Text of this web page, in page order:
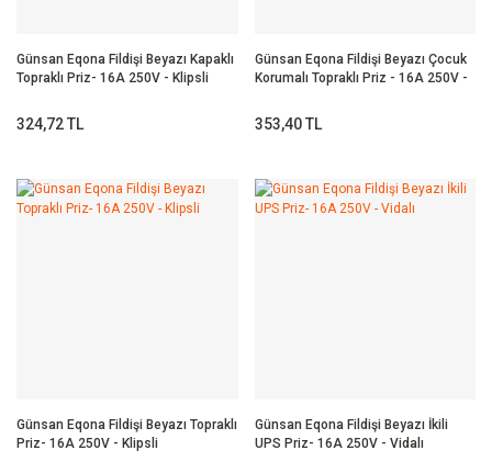
Günsan Eqona Fildişi Beyazı Kapaklı
Topraklı Priz- 16A 250V - Klipsli
324,72 TL
Günsan Eqona Fildişi Beyazı Çocuk
Korumalı Topraklı Priz - 16A 250V -
353,40 TL
Günsan Eqona Fildişi Beyazı Topraklı
Priz- 16A 250V - Klipsli
Günsan Eqona Fildişi Beyazı İkili
UPS Priz- 16A 250V - Vidalı